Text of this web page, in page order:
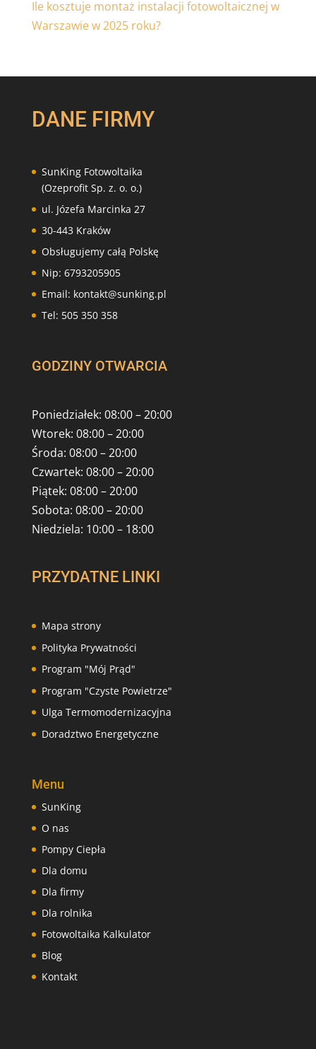
Ile kosztuje montaż instalacji fotowoltaicznej w
Warszawie w 2025 roku?
DANE FIRMY
SunKing Fotowoltaika
(Ozeprofit Sp. z. o. o.)
ul. Józefa Marcinka 27
30-443 Kraków
Obsługujemy całą Polskę
Nip: 6793205905
Email: kontakt@sunking.pl
Tel: 505 350 358
GODZINY OTWARCIA
Poniedziałek: 08:00 – 20:00
Wtorek: 08:00 – 20:00
Środa: 08:00 – 20:00
Czwartek: 08:00 – 20:00
Piątek: 08:00 – 20:00
Sobota: 08:00 – 20:00
Niedziela: 10:00 – 18:00
PRZYDATNE LINKI
Mapa strony
Polityka Prywatności
Program "Mój Prąd"
Program "Czyste Powietrze"
Ulga Termomodernizacyjna
Doradztwo Energetyczne
Menu
SunKing
O nas
Pompy Ciepła
Dla domu
Dla firmy
Dla rolnika
Fotowoltaika Kalkulator
Blog
Kontakt